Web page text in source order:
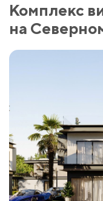
Комплекс
на